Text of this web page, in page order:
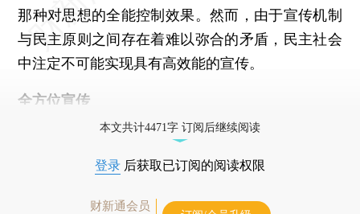
那种对思想的全能控制效果。然而，由于宣传机制
与民主原则之间存在着难以弥合的矛盾，民主社会
中注定不可能实现具有高效能的宣传。
全方位宣传
本文共计4471字 订阅后继续阅读
登录 后获取已订阅的阅读权限
财新通会员